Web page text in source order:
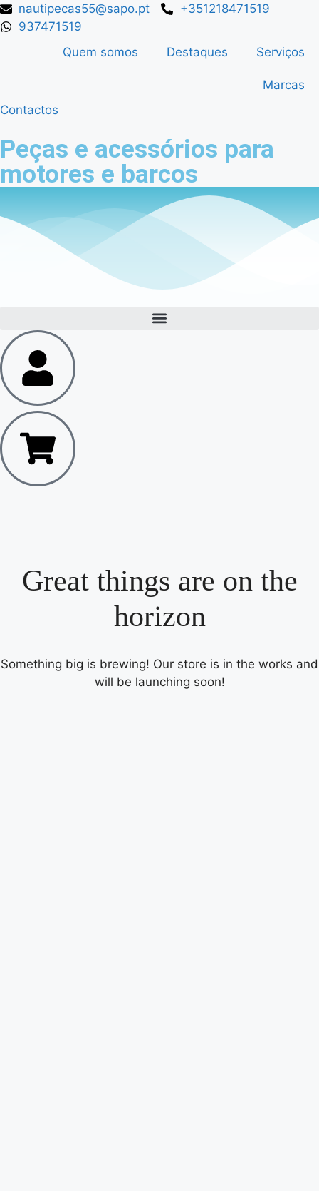
nautipecas55@sapo.pt
+351218471519
937471519
Quem somos
Destaques Serviços
Marcas
Contactos
Peças e acessórios para
motores e barcos
Great things are on the
horizon
Something big is brewing! Our store is in the works and
will be launching soon!